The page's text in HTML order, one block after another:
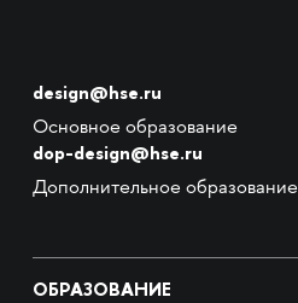
design@hse.ru
Основное образование
dop-design@hse.ru
Дополнительное образование
ОБРАЗОВАНИЕ